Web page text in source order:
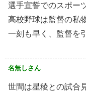
選手宣誓でのスポー
高校野球は監督の私
一刻も早く、監督を
名無しさん
世間は星稜との試合